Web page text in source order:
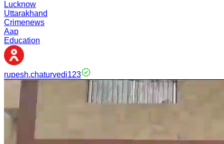
Lucknow
Uttarakhand
Crimenews
Aap
Education
rupesh.chaturvedi123